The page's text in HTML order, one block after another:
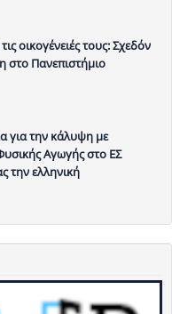
οικογένειές τους: Σχεδόν
στο Πανεπιστήμιο
για την κάλυψη με
Αγωγής στο ΕΣ
την ελληνική